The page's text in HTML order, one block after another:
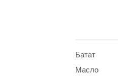
Батат
Масло